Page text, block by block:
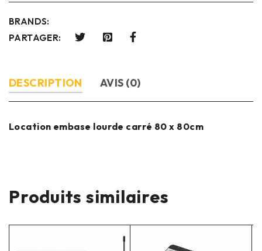
BRANDS:
PARTAGER:
DESCRIPTION AVIS (0)
Location embase lourde carré 80 x 80cm
Produits similaires